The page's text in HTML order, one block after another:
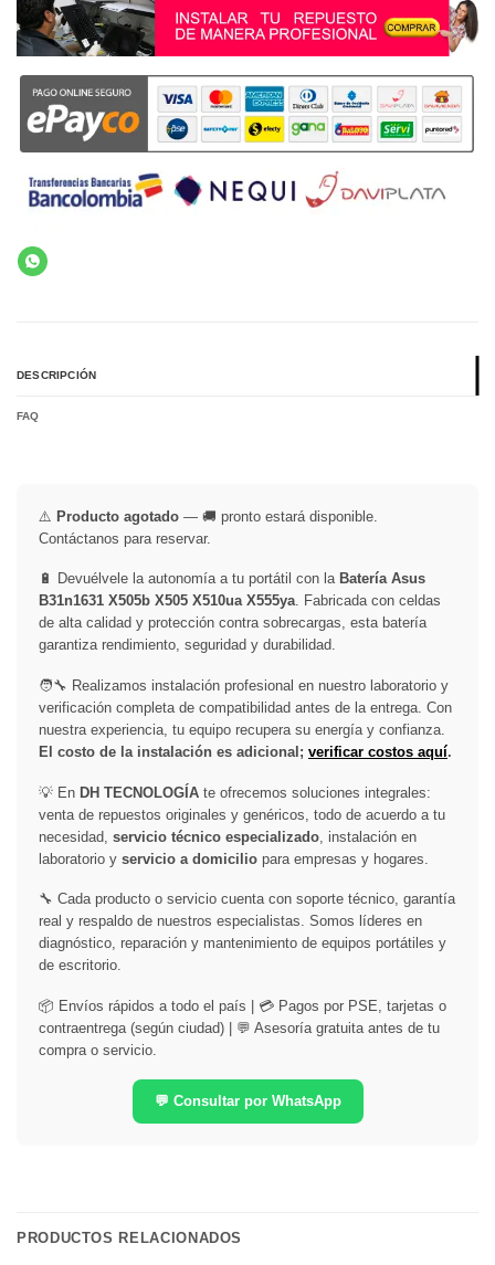
DESCRIPCIÓN
FAQ
⚠️ Producto agotado — 🚚 pronto estará disponible.
Contáctanos para reservar.
🔋 Devuélvele la autonomía a tu portátil con la Batería Asus
B31n1631 X505b X505 X510ua X555ya. Fabricada con celdas
de alta calidad y protección contra sobrecargas, esta batería
garantiza rendimiento, seguridad y durabilidad.
🧑‍🔧 Realizamos instalación profesional en nuestro laboratorio y
verificación completa de compatibilidad antes de la entrega. Con
nuestra experiencia, tu equipo recupera su energía y confianza.
El costo de la instalación es adicional; verificar costos aquí.
💡 En DH TECNOLOGÍA te ofrecemos soluciones integrales:
venta de repuestos originales y genéricos, todo de acuerdo a tu
necesidad, servicio técnico especializado , instalación en
laboratorio y servicio a domicilio para empresas y hogares.
🔧 Cada producto o servicio cuenta con soporte técnico, garantía
real y respaldo de nuestros especialistas. Somos líderes en
diagnóstico, reparación y mantenimiento de equipos portátiles y
de escritorio.
📦 Envíos rápidos a todo el país | 💳 Pagos por PSE, tarjetas o
contraentrega (según ciudad) | 💬 Asesoría gratuita antes de tu
compra o servicio.
💬 Consultar por WhatsApp
PRODUCTOS RELACIONADOS